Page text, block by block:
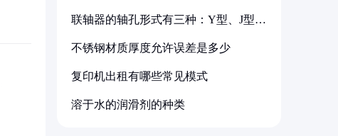
联轴器的轴孔形式有三种：Y型、J型、
不锈钢材质厚度允许误差是多少
复印机出租有哪些常见模式
溶于水的润滑剂的种类